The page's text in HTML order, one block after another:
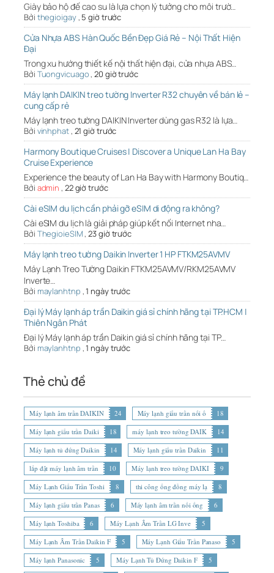
Giày bảo hộ đế cao su là lựa chọn lý tưởng cho môi trườ…
Bởi thegioigay, 5 giờ trước
Cửa Nhựa ABS Hàn Quốc Bền Đẹp Giá Rẻ – Nội Thất Hiện
Đại
Trong xu hướng thiết kế nội thất hiện đại, cửa nhựa ABS…
Bởi Tuongvicuago,20 giờ trước
Máy lạnh DAIKIN treo tường Inverter R32 chuyên về bán lẻ –
cung cấp rẻ
Máy lạnh treo tường DAIKIN Inverter dùng gas R32 là lựa…
Bởi vinhphat, 21 giờ trước
Harmony Boutique Cruises | Discover a Unique Lan Ha Bay
Cruise Experience
Experience the beauty of Lan Ha Bay with Harmony Boutiq…
Bởi admin , 22 giờ trước
Cài eSIM du lịch cần phải gỡ eSIM di động ra không?
Cài eSIM du lịch là giải pháp giúp kết nối Internet nha…
Bởi ThegioieSIM,23 giờ trước
Máy lạnh treo tường Daikin Inverter 1 HP FTKM25AVMV
Máy Lạnh Treo Tường Daikin FTKM25AVMV/RKM25AVMV
Inverte…
Bởi maylanhtnp ,1 ngày trước
Đại lý Máy lạnh áp trần Daikin giá sỉ chính hãng tại TP.HCM |
Thiên Ngân Phát
Đại lý Máy lạnh áp trần Daikin giá sỉ chính hãng tại TP…
Bởi maylanhtnp ,1 ngày trước
Thẻ chủ đề
Máy lạnh âm trần DAIKIN 24 Máy lạnh giấu trần nối ố
18
Máy lạnh giấu trần Daiki
18 máy lạnh treo tường DAIK
14
Máy lạnh tủ đứng Daikin
14 Máy lạnh giấu trần Daikin
11
lắp đặt máy lạnh âm trần
10 Máy lạnh treo tường DAIKI
9
Máy Lạnh Giấu Trần Toshi
8 thi công ống đồng máy lạ
8
Máy lạnh giấu trần Panas
6 Máy lạnh âm trần nối ống
6
Máy lạnh Toshiba
6 Máy Lạnh Âm Trần LG Inve
5
Máy Lạnh Âm Trần Daikin F
5 Máy Lạnh Giấu Trần Panaso
5
Máy lạnh Panasonic
5 Máy Lạnh Tủ Đứng Daikin F
5